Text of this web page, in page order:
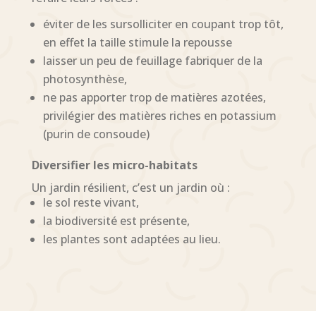
éviter de les sursolliciter en coupant trop tôt,
en effet la taille stimule la repousse
laisser un peu de feuillage fabriquer de la
photosynthèse,
ne pas apporter trop de matières azotées,
privilégier des matières riches en potassium
(purin de consoude)
Diversifier les micro-habitats
Un jardin résilient, c’est un jardin où :
le sol reste vivant,
la biodiversité est présente,
les plantes sont adaptées au lieu.